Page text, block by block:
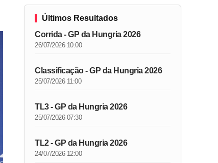
Últimos Resultados
Corrida - GP da Hungria 2026
26/07/2026 10:00
Classificação - GP da Hungria 2026
25/07/2026 11:00
TL3 - GP da Hungria 2026
25/07/2026 07:30
TL2 - GP da Hungria 2026
24/07/2026 12:00